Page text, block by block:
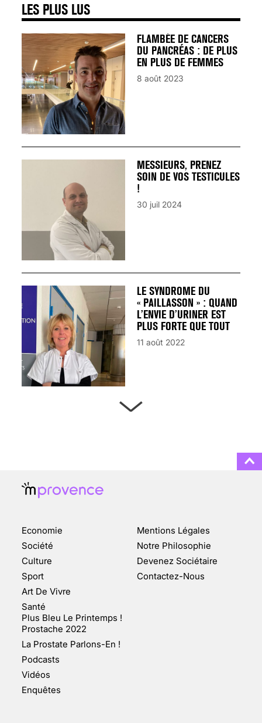
LES PLUS LUS
FLAMBÉE DE CANCERS
DU PANCRÉAS : DE PLUS
EN PLUS DE FEMMES
8 août 2023
MESSIEURS, PRENEZ
SOIN DE VOS TESTICULES
!
30 juil 2024
LE SYNDROME DU
« PAILLASSON » : QUAND
L’ENVIE D’URINER EST
PLUS FORTE QUE TOUT
11 août 2022
CHANGEMENT DE SEXE :
DES DEMANDES
TOUJOURS PLUS
NOMBREUSES
Economie
Société
Culture
Sport
Art De Vivre
Santé
Plus Bleu Le Printemps !
Prostache 2022
La Prostate Parlons-En !
Podcasts
Vidéos
Enquêtes
Mentions Légales
Notre Philosophie
Devenez Sociétaire
Contactez-Nous